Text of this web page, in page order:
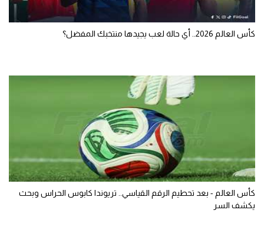
كأس العالم 2026.. أي حالة لعب يجيدها منتخبك المفضل؟
كأس العالم - بعد تحطيم الرقم القياسي.. تريوندا كابوس الحراس وبحث
يكشف السر